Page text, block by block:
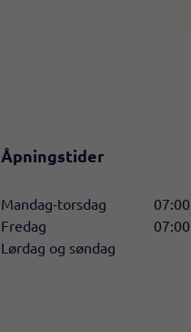
Åpningstider
Mandag-torsdag
Fredag
Lørdag og søndag